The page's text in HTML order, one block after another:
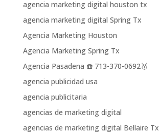
agencia marketing digital houston tx
agencia marketing digital Spring Tx
Agencia Marketing Houston
Agencia Marketing Spring Tx
Agencia Pasadena ☎️ 713-370-0692🥇
agencia publicidad usa
agencia publicitaria
agencias de marketing digital
agencias de marketing digital Bellaire Tx